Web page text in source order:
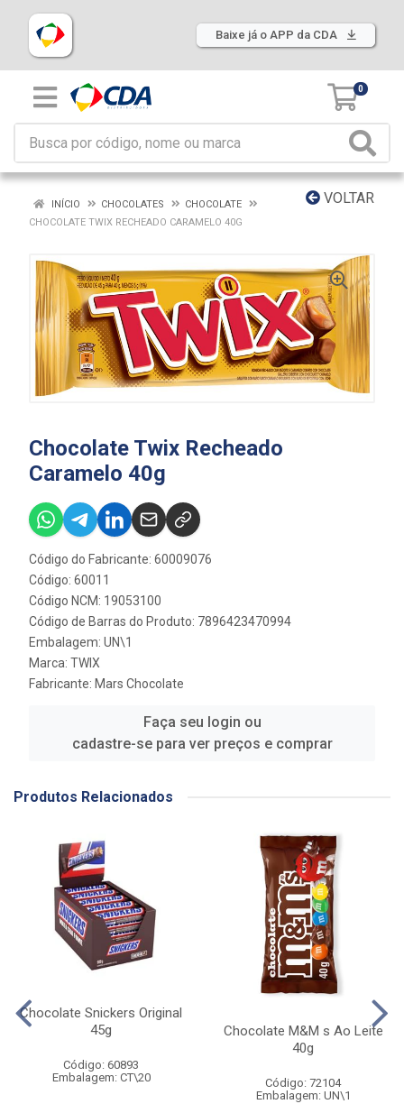
Baixe já o APP da CDA
0
VOLTAR
INÍCIO CHOCOLATES
CHOCOLATE
CHOCOLATE TWIX RECHEADO CARAMELO 40G
Chocolate Twix Recheado
Caramelo 40g
Código do Fabricante: 60009076
Código: 60011
Código NCM: 19053100
Código de Barras do Produto: 7896423470994
Embalagem: UN\1
Marca: TWIX
Fabricante: Mars Chocolate
Faça seu login ou
cadastre-se para ver preços e comprar
Produtos Relacionados
Chocolate Snickers Original
45g
Código: 60893
Embalagem: CT\20
Chocolate M&M s Ao Leite
40g
Código: 72104
Embalagem: UN\1